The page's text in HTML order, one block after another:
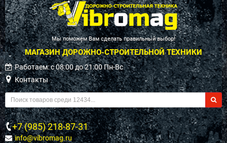
Мы поможем Вам сделать правильный выбор!
МАГАЗИН ДОРОЖНО-СТРОИТЕЛЬНОЙ ТЕХНИКИ
Работаем: c 08:00 до 21:00 Пн-Вс
Контакты
+7 (985) 218-87-31
info@vibromag.ru